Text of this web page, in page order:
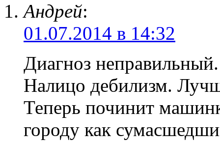
Андрей:
01.07.2014 в 14:32
Диагноз неправильный.
Налицо дебилизм.
Теперь починит
городу как